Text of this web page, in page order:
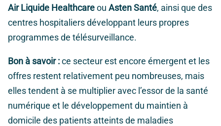
Air Liquide Healthcareou Asten Santé, ainsi que des
centres hospitaliers développant leurs propres
programmes de télésurveillance.
Bon à savoir :ce secteur est encore émergent et les
offres restent relativement peu nombreuses, mais
elles tendent à se multiplier avec l’essor de la santé
numérique et le développement du maintien à
domicile des patients atteints de maladies